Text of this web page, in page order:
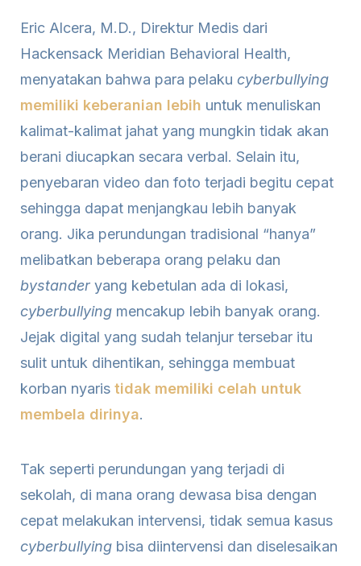
Eric Alcera, M.D., Direktur Medis dari
Hackensack Meridian Behavioral Health,
menyatakan bahwa para pelaku cyberbullying
memiliki keberanian lebih untuk menuliskan
kalimat-kalimat jahat yang mungkin tidak akan
berani diucapkan secara verbal. Selain itu,
penyebaran video dan foto terjadi begitu cepat
sehingga dapat menjangkau lebih banyak
orang. Jika perundungan tradisional “hanya”
melibatkan beberapa orang pelaku dan
bystander yang kebetulan ada di lokasi,
cyberbullying mencakup lebih banyak orang.
Jejak digital yang sudah telanjur tersebar itu
sulit untuk dihentikan, sehingga membuat
korban nyaris tidak memiliki celah untuk
membela dirinya.
Tak seperti perundungan yang terjadi di
sekolah, di mana orang dewasa bisa dengan
cepat melakukan intervensi, tidak semua kasus
cyberbullying bisa diintervensi dan diselesaikan